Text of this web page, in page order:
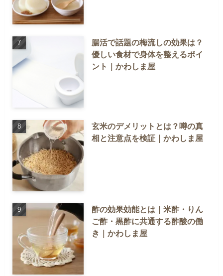
腸活で話題の梅流しの効果は？
優しい食材で身体を整えるポイ
ント｜かわしま屋
玄米のデメリットとは？噂の真
相と注意点を検証｜かわしま屋
酢の効果効能とは｜米酢・りん
ご酢・黒酢に共通する酢酸の働
き｜かわしま屋